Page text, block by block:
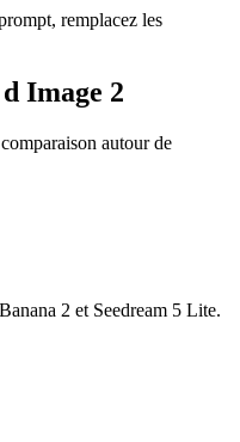
remplacez les
Image 2
autour de
2 et Seedream 5 Lite.